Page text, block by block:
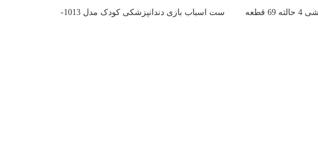
اسباب بازی ست بستنی فروشی 4 حالته 69 قطعه
ست اسباب بازی دندانپزشکی کودک مدل 1013-